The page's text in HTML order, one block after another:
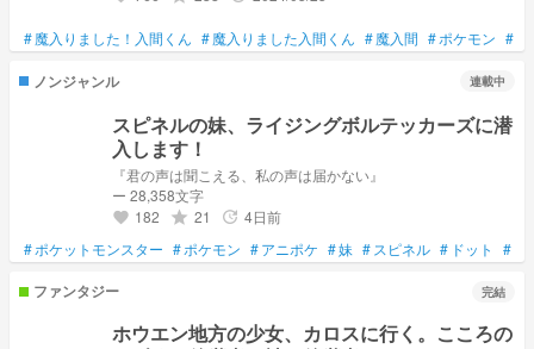
#魔入りました！入間くん #魔入りました入間くん #魔入間 #ポケモン #
ノンジャンル 連載中
スピネルの妹、ライジングボルテッカーズに潜
入します！
『君の声は聞こえる、私の声は届かない』
ー 28,358文字
favorite 182 grade 21 update 4日前
#ポケットモンスター #ポケモン #アニポケ #妹 # スピネル # ドット #
ファンタジー 完結
ホウエン地方の少女、カロスに行く。こころの